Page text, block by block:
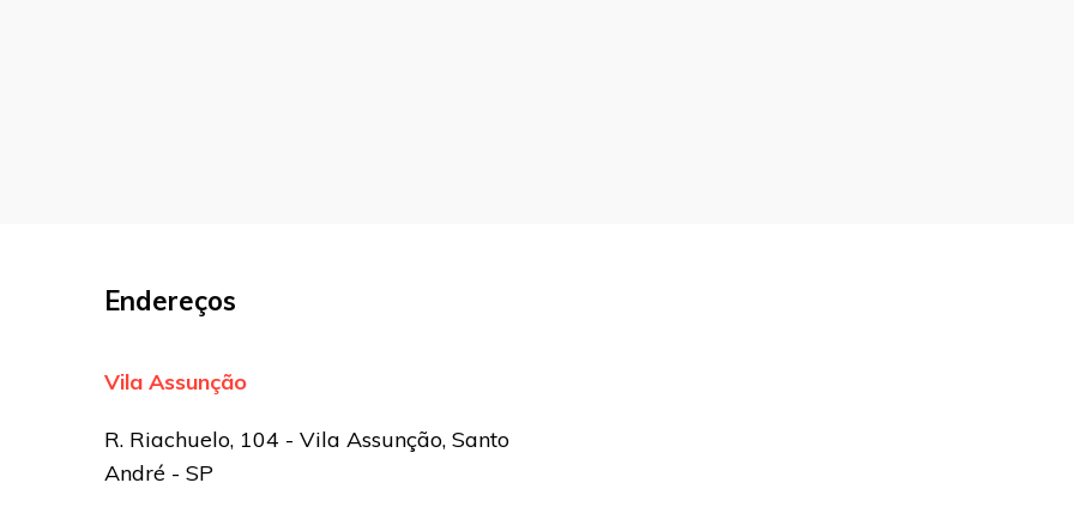
Sua avaliação
Endereços
Vila Assunção
R. Riachuelo, 104 - Vila Assunção, Santo
André - SP